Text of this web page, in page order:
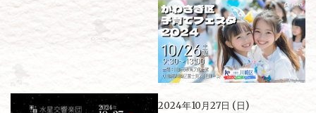
2024年10月27日 (日)